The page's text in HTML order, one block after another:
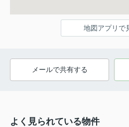
地図アプリで
メールで共有する
よく見られている物件